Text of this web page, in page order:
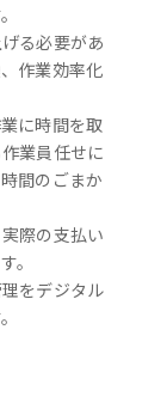
る必要があ
作業効率化
に時間を取
業員任せに
間のごまか
際の支払い
。
をデジタル